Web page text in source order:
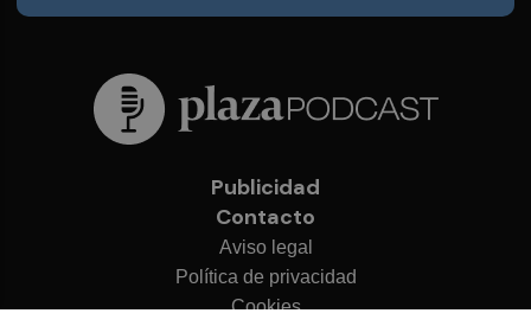
Publicidad
Contacto
Aviso legal
Política de privacidad
Cookies